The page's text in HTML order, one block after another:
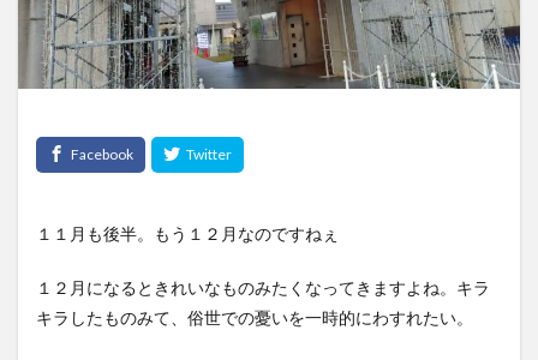
１１月も後半。もう１２月なのですねぇ
１２月になるときれいなものみたくなってきますよね。キラ
キラしたものみて、俗世での憂いを一時的にわすれたい。